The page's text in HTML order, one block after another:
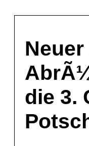
die 3.